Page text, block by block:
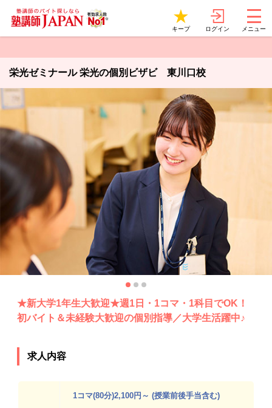
キープ ログイン メニュー
栄光ゼミナール 栄光の個別ビザビ 東川口校
★新大学1年生大歓迎★週1日・1コマ・1科目でOK！
初バイト＆未経験大歓迎の個別指導／大学生活躍中♪
求人内容
1コマ(80分)2,100円～ (授業前後手当含む)